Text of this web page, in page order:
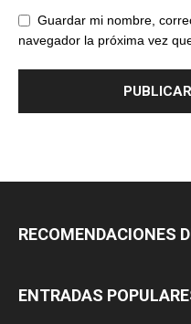
Guardar mi nombre,
navegador la próxima vez
RECOMENDACIONES
ENTRADAS